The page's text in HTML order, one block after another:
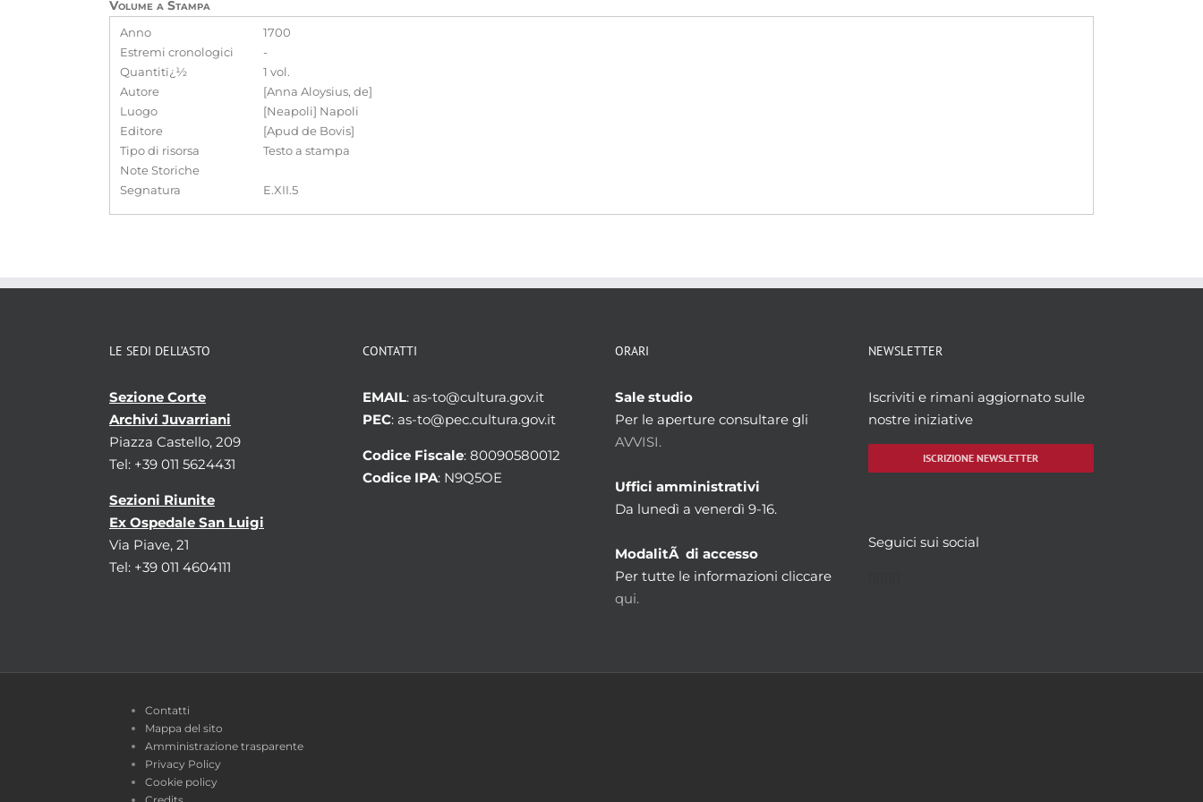
Volume a Stampa
Anno
1700
Estremi cronologici
-
Quantitï¿½
1 vol.
Autore
[Anna Aloysius, de]
Luogo
[Neapoli] Napoli
Editore
[Apud de Bovis]
Tipo di risorsa
Testo a stampa
Note Storiche
Segnatura
E.XII.5
LE SEDI DELL’ASTO
Sezione Corte
Archivi Juvarriani
Piazza Castello, 209
Tel: +39 011 5624431
Sezioni Riunite
Ex Ospedale San Luigi
Via Piave, 21
Tel: +39 011 4604111
CONTATTI
EMAIL: as-to@cultura.gov.it
PEC: as-to@pec.cultura.gov.it
Codice Fiscale: 80090580012
Codice IPA: N9Q5OE
ORARI
Sale studio
Per le aperture consultare gli
AVVISI.
Uffici amministrativi
Da lunedì a venerdì 9-16.
ModalitÃ di accesso
Per tutte le informazioni cliccare
qui.
NEWSLETTER
Iscriviti e rimani aggiornato sulle
nostre iniziative
ISCRIZIONE NEWSLETTER
Seguici sui social
Contatti
Mappa del sito
Amministrazione trasparente
Privacy Policy
Cookie policy